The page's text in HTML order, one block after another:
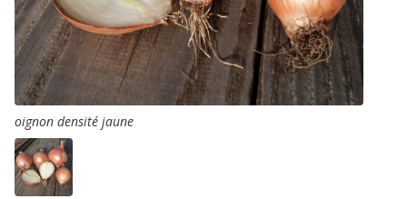
oignon densité jaune